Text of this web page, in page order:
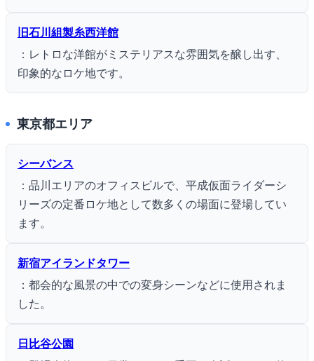
旧石川組製糸西洋館
：レトロな洋館がミステリアスな雰囲気を醸し出す、
印象的なロケ地です。
東京都エリア
シーバンス
：品川エリアのオフィスビルで、平成仮面ライダーシ
リーズの定番ロケ地として数多くの場面に登場してい
ます。
新宿アイランドタワー
：都会的な風景の中での変身シーンなどに使用されま
した。
日比谷公園